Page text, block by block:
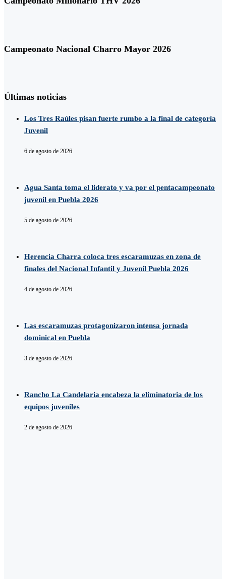
Campeonato Nacional Charro Mayor 2026
Últimas noticias
Los Tres Raúles pisan fuerte rumbo a la final de categoría
Juvenil
6 de agosto de 2026
Agua Santa toma el liderato y va por el pentacampeonato
juvenil en Puebla 2026
5 de agosto de 2026
Herencia Charra coloca tres escaramuzas en zona de
finales del Nacional Infantil y Juvenil Puebla 2026
4 de agosto de 2026
Las escaramuzas protagonizaron intensa jornada
dominical en Puebla
3 de agosto de 2026
Rancho La Candelaria encabeza la eliminatoria de los
equipos juveniles
2 de agosto de 2026